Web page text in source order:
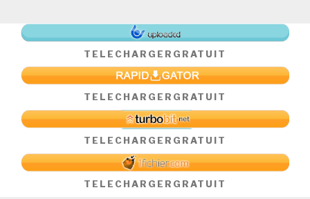
TELECHARGER GRATUIT
TELECHARGER GRATUIT
TELECHARGER GRATUIT
TELECHARGER GRATUIT